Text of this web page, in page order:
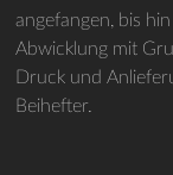
angefangen, bis
Abwicklung mit
Druck und
Beihefter.